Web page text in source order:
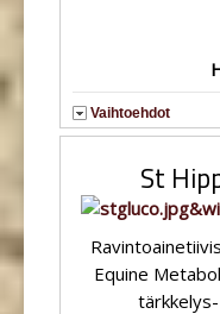
Vaihtoehdot
St
Equine